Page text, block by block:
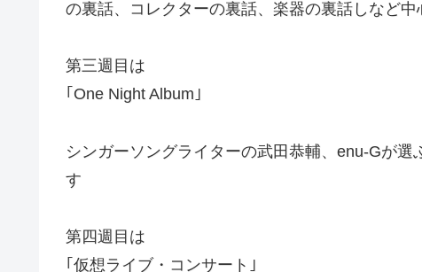
の裏話、コレクターの裏話、楽器の裏話しなど中
第三週目は
｢One Night Album｣
シンガーソングライターの武田恭輔、enu-Gが
す
第四週目は
｢仮想ライブ・コンサート｣